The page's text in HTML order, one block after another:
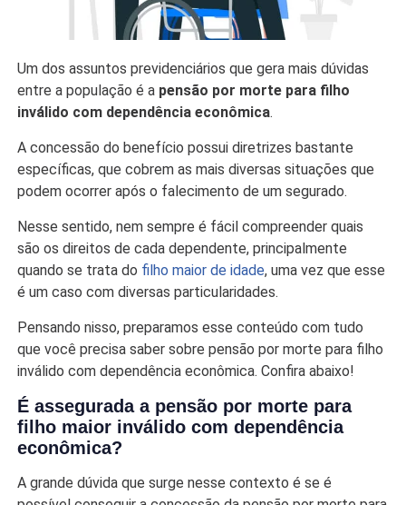
Um dos assuntos previdenciários que gera mais dúvidas
entre a população é a pensão por morte para filho
inválido com dependência econômica.
A concessão do benefício possui diretrizes bastante
específicas, que cobrem as mais diversas situações que
podem ocorrer após o falecimento de um segurado.
Nesse sentido, nem sempre é fácil compreender quais
são os direitos de cada dependente, principalmente
quando se trata do filho maior de idade, uma vez que esse
é um caso com diversas particularidades.
Pensando nisso, preparamos esse conteúdo com tudo
que você precisa saber sobre pensão por morte para filho
inválido com dependência econômica. Confira abaixo!
É assegurada a pensão por morte para
filho maior inválido com dependência
econômica?
A grande dúvida que surge nesse contexto é se é